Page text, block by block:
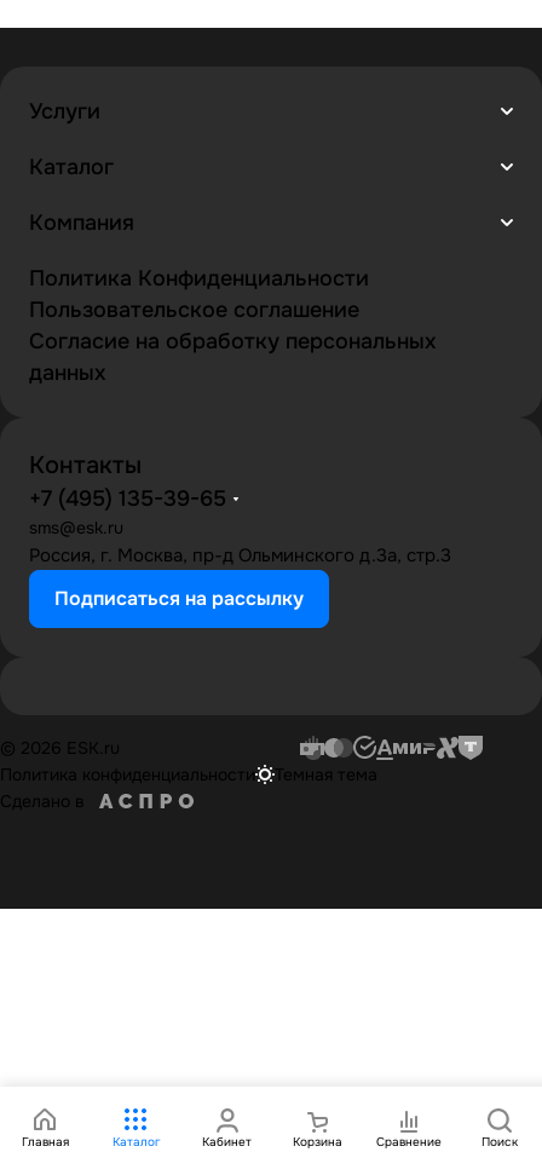
Услуги
Каталог
Компания
Политика Конфиденциальности
Пользовательское соглашение
Согласие на обработку персональных
данных
Контакты
+7 (495) 135-39-65
sms@esk.ru
Россия, г. Москва, пр-д Ольминского д.3а, стр.3
Подписаться на рассылку
© 2026 ESK.ru
Политика конфиденциальности
Темная тема
Сделано в
Главная Каталог Кабинет Корзина Сравнение Поиск